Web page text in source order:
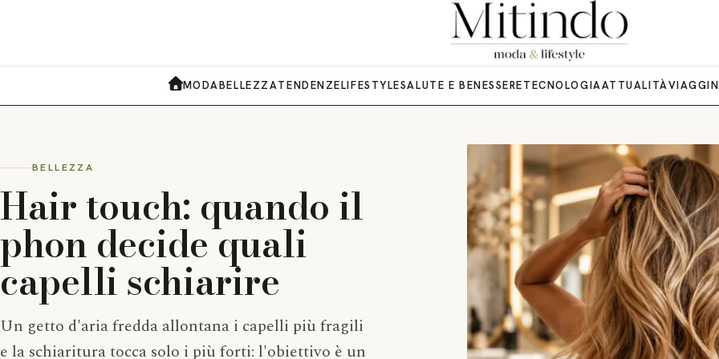
Mitindo - Moda & Lifestyle
MODABELLEZZATENDENZELIFESTYLESALUTE E BENESSERETECNOLOGIAATTUALITÀVIAGGI
BELLEZZA
Hair touch: quando il
phon decide quali
capelli schiarire
Un getto d'aria fredda allontana i capelli più fragili
e la schiaritura tocca solo i più forti: l'obiettivo è un